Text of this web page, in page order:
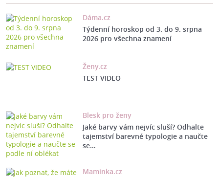
Dáma.cz
Týdenní horoskop od 3. do 9. srpna
2026 pro všechna znamení
Ženy.cz
TEST VIDEO
Blesk pro ženy
Jaké barvy vám nejvíc sluší? Odhalte
tajemství barevné typologie a naučte
se…
Maminka.cz